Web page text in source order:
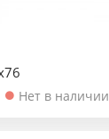
Нет в наличии